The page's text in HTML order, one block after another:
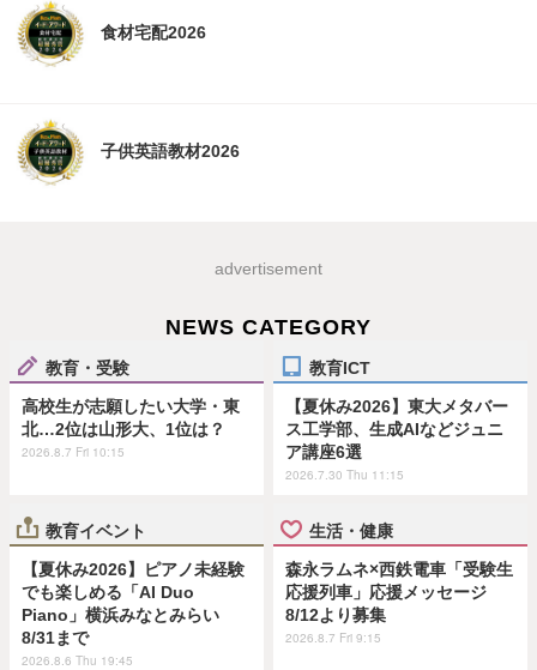
食材宅配2026
子供英語教材2026
advertisement
NEWS CATEGORY
教育・受験
高校生が志願したい大学・東
北…2位は山形大、1位は？
2026.8.7 Fri 10:15
教育ICT
【夏休み2026】東大メタバー
ス工学部、生成AIなどジュニ
ア講座6選
2026.7.30 Thu 11:15
教育イベント
【夏休み2026】ピアノ未経験
でも楽しめる「AI Duo
Piano」横浜みなとみらい
8/31まで
2026.8.6 Thu 19:45
生活・健康
森永ラムネ×西鉄電車「受験生
応援列車」応援メッセージ
8/12より募集
2026.8.7 Fri 9:15